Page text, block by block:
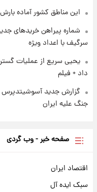
این مناطق کشور آماده بارش
شماره پیراهن خریدهای
سرگیف با اعداد ویژه
یحیی سریع از عملیات
داد + فیلم
گزارش جدید آسوشیتدپرس
جنگ علیه ایران
صفحه خبر - وب گردی
اقتصاد ایران
سبک ایده آل